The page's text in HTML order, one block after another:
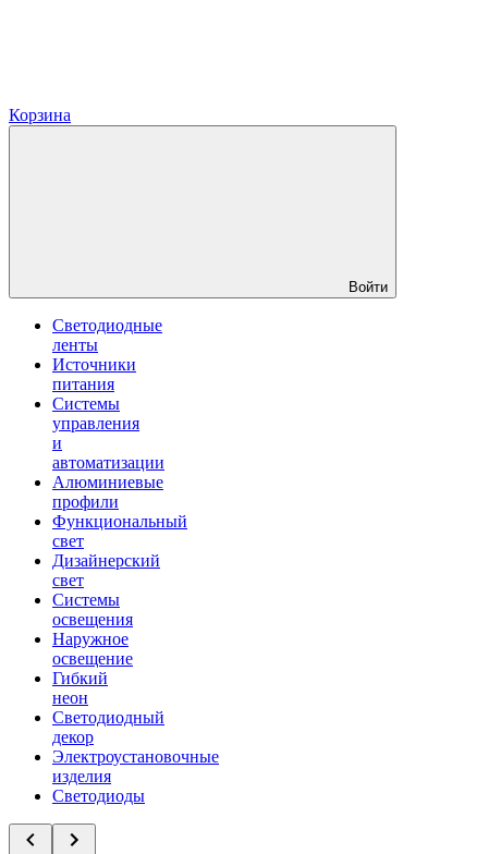
Корзина
Войти
Светодиодные
ленты
Источники
питания
Системы
управления
и
автоматизации
Алюминиевые
профили
Функциональный
свет
Дизайнерский
свет
Системы
освещения
Наружное
освещение
Гибкий
неон
Светодиодный
декор
Электроустановочные
изделия
Светодиоды